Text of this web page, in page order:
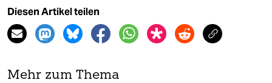
Diesen Artikel teilen
Mehr zum Thema